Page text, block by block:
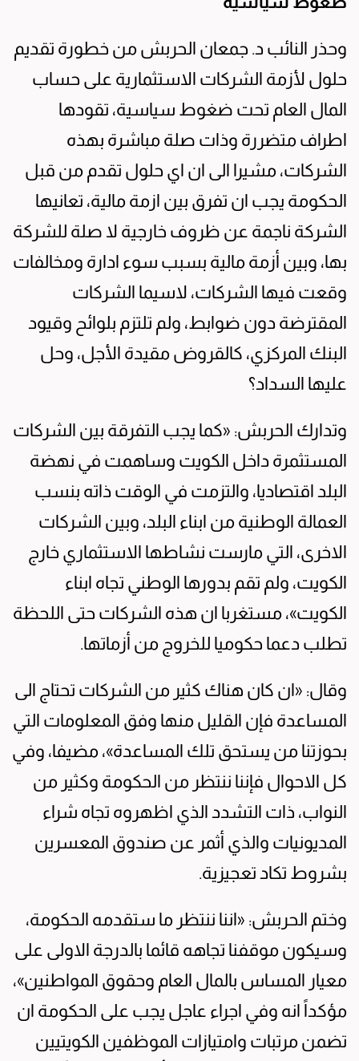
وحذر النائب د. جمعان الحربش من خطورة تقديم
حلول لأزمة الشركات الاستثمارية على حساب
المال العام تحت ضغوط سياسية، تقودها
اطراف متضررة وذات صلة مباشرة بهذه
الشركات، مشيرا الى ان اي حلول تقدم من قبل
الحكومة يجب ان تفرق بين ازمة مالية، تعانيها
الشركة ناجمة عن ظروف خارجية لا صلة للشركة
بها، وبين أزمة مالية بسبب سوء ادارة ومخالفات
وقعت فيها الشركات، لاسيما الشركات
المقترضة دون ضوابط، ولم تلتزم بلوائح وقيود
البنك المركزي، كالقروض مقيدة الأجل، وحل
عليها السداد؟
وتدارك الحربش: «كما يجب التفرقة بين الشركات
المستثمرة داخل الكويت وساهمت في نهضة
البلد اقتصاديا، والتزمت في الوقت ذاته بنسب
العمالة الوطنية من ابناء البلد، وبين الشركات
الاخرى، التي مارست نشاطها الاستثماري خارج
الكويت، ولم تقم بدورها الوطني تجاه ابناء
الكويت»، مستغربا ان هذه الشركات حتى اللحظة
تطلب دعما حكوميا للخروج من أزماتها.
وقال: «ان كان هناك كثير من الشركات تحتاج الى
المساعدة فإن القليل منها وفق المعلومات التي
بحوزتنا من يستحق تلك المساعدة»، مضيفا، وفي
كل الاحوال فإننا ننتظر من الحكومة وكثير من
النواب، ذات التشدد الذي اظهروه تجاه شراء
المديونيات والذي أثمر عن صندوق المعسرين
بشروط تكاد تعجيزية.
وختم الحربش: «اننا ننتظر ما ستقدمه الحكومة،
وسيكون موقفنا تجاهه قائما بالدرجة الاولى على
معيار المساس بالمال العام وحقوق المواطنين»،
مؤكداً انه وفي اجراء عاجل يجب على الحكومة ان
تضمن مرتبات وامتيازات الموظفين الكويتيين